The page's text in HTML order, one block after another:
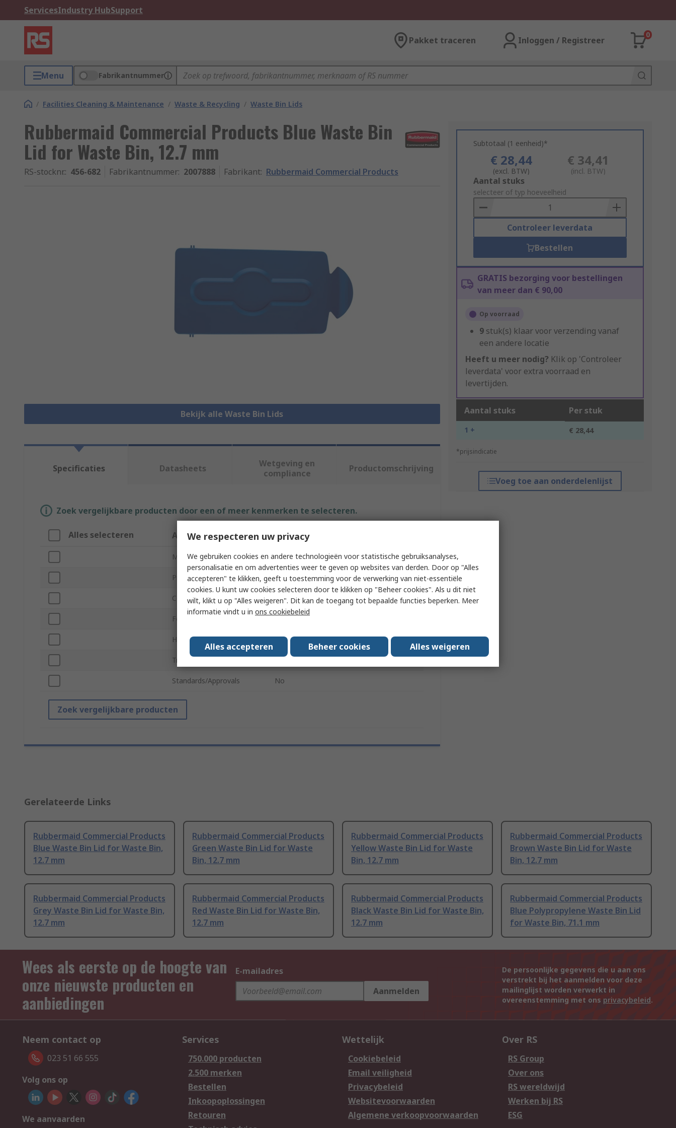
ServicesIndustry HubSupport
Pakket traceren Inloggen / Registreer
0
Menu Fabrikantnummer
/ Facilities Cleaning & Maintenance / Waste & Recycling / Waste Bin Lids
Rubbermaid Commercial Products Blue Waste Bin
Lid for Waste Bin, 12.7 mm
RS-stocknr.: 456-682 Fabrikantnummer: 2007888 Fabrikant: Rubbermaid Commercial Products
Bekijk alle Waste Bin Lids
Subtotaal (1 eenheid)*
€ 28,44
(excl. BTW)
€ 34,41
(incl. BTW)
Add
to
Basket
Aantal stuks
selecteer of typ hoeveelheid
Controleer leverdata
Bestellen
GRATIS bezorging voor bestellingen
van meer dan € 90,00
Op voorraad
9 stuk(s) klaar voor verzending vanaf
een andere locatie
Heeft u meer nodig? Klik op 'Controleer
leverdata' voor extra voorraad en
levertijden.
Aantal stuks Per stuk
1 + € 28,44
*prijsindicatie
Voeg toe aan onderdelenlijst
Specificaties Datasheets
Wetgeving en
compliance
Productomschrijving
Zoek vergelijkbare producten door een of meer kenmerken te selecteren.
Alles selecteren Attribuut Waarde
Merk Rubbermaid Commercial Products
Product Type Waste Bin Lid
Colour Blue
For Use With
Height 12.7mm
Trade Name
Standards/Approvals No
Zoek vergelijkbare producten
Gerelateerde Links
Rubbermaid Commercial Products
Blue Waste Bin Lid for Waste Bin,
12.7 mm
Rubbermaid Commercial Products
Green Waste Bin Lid for Waste
Bin, 12.7 mm
Rubbermaid Commercial Products
Yellow Waste Bin Lid for Waste
Bin, 12.7 mm
Rubbermaid Commercial Products
Brown Waste Bin Lid for Waste
Bin, 12.7 mm
Rubbermaid Commercial Products
Grey Waste Bin Lid for Waste Bin,
12.7 mm
Rubbermaid Commercial Products
Red Waste Bin Lid for Waste Bin,
12.7 mm
Rubbermaid Commercial Products
Black Waste Bin Lid for Waste Bin,
12.7 mm
Rubbermaid Commercial Products
Blue Polypropylene Waste Bin Lid
for Waste Bin, 71.1 mm
Wees als eerste op de hoogte van
onze nieuwste producten en
aanbiedingen
E-mailadres
Aanmelden
De persoonlijke gegevens die u aan ons
verstrekt bij het aanmelden voor deze
mailinglijst worden verwerkt in
overeenstemming met ons privacybeleid.
Neem contact op
023 51 66 555
Volg ons op
We aanvaarden
Services
750.000 producten
2.500 merken
Bestellen
Inkoopoplossingen
Retouren
Wettelijk
Cookiebeleid
Email veiligheid
Privacybeleid
Websitevoorwaarden
Algemene verkoopvoorwaarden
Over RS
RS Group
Over ons
RS wereldwijd
Werken bij RS
ESG
We respecteren uw privacy
We gebruiken cookies en andere technologieën voor statistische gebruiksanalyses,
personalisatie en om advertenties weer te geven op websites van derden. Door op "Alles
accepteren" te klikken, geeft u toestemming voor de verwerking van niet-essentiële
cookies. U kunt uw cookies selecteren door te klikken op "Beheer cookies". Als u dit niet
wilt, klikt u op "Alles weigeren". Dit kan de toegang tot bepaalde functies beperken. Meer
informatie vindt u in ons cookiebeleid
Alles accepteren Beheer cookies Alles weigeren